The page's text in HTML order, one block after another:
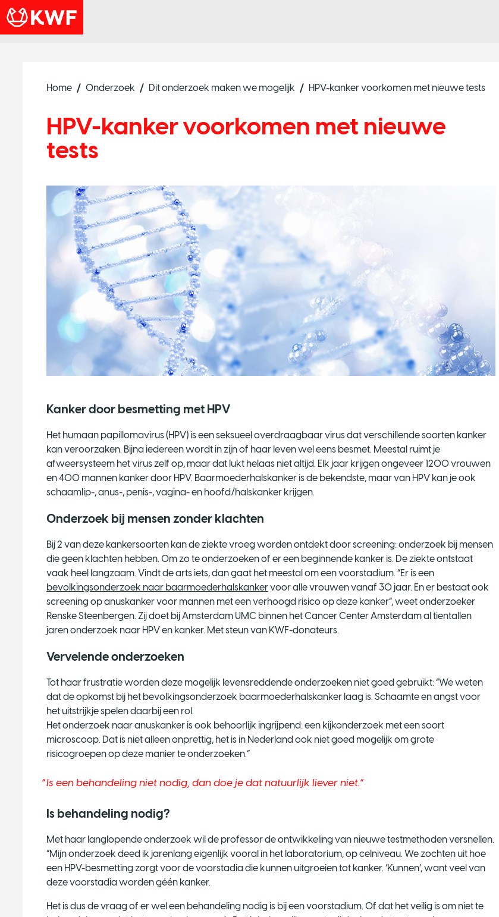
Home Onderzoek Dit onderzoek maken we mogelijk HPV-kanker voorkomen met nieuwe tests
HPV-kanker voorkomen met nieuwe
tests
Kanker door besmetting met HPV
Het humaan papillomavirus (HPV) is een seksueel overdraagbaar virus dat verschillende soorten kanker
kan veroorzaken. Bijna iedereen wordt in zijn of haar leven wel eens besmet. Meestal ruimt je
afweersysteem het virus zelf op, maar dat lukt helaas niet altijd. Elk jaar krijgen ongeveer 1200 vrouwen
en 400 mannen kanker door HPV. Baarmoederhalskanker is de bekendste, maar van HPV kan je ook
schaamlip-, anus-, penis-, vagina- en hoofd/halskanker krijgen.
Onderzoek bij mensen zonder klachten
Bij 2 van deze kankersoorten kan de ziekte vroeg worden ontdekt door screening: onderzoek bij mensen
die geen klachten hebben. Om zo te onderzoeken of er een beginnende kanker is. De ziekte ontstaat
vaak heel langzaam. Vindt de arts iets, dan gaat het meestal om een voorstadium. “Er is een
bevolkingsonderzoek naar baarmoederhalskankervoor alle vrouwen vanaf 30 jaar. En er bestaat ook
screening op anuskanker voor mannen met een verhoogd risico op deze kanker”, weet onderzoeker
Renske Steenbergen. Zij doet bij Amsterdam UMC binnen het Cancer Center Amsterdam al tientallen
jaren onderzoek naar HPV en kanker. Met steun van KWF-donateurs.
Vervelende onderzoeken
Tot haar frustratie worden deze mogelijk levensreddende onderzoeken niet goed gebruikt: “We weten
dat de opkomst bij het bevolkingsonderzoek baarmoederhalskanker laag is. Schaamte en angst voor
het uitstrijkje spelen daarbij een rol.
Het onderzoek naar anuskanker is ook behoorlijk ingrijpend: een kijkonderzoek met een soort
microscoop. Dat is niet alleen onprettig, het is in Nederland ook niet goed mogelijk om grote
risicogroepen op deze manier te onderzoeken.”
Is een behandeling niet nodig, dan doe je dat natuurlijk liever niet.
Is behandeling nodig?
Met haar langlopende onderzoek wil de professor de ontwikkeling van nieuwe testmethoden versnellen.
“Mijn onderzoek deed ik jarenlang eigenlijk vooral in het laboratorium, op celniveau. We zochten uit hoe
een HPV-besmetting zorgt voor de voorstadia die kunnen uitgroeien tot kanker. ‘Kunnen’, want veel van
deze voorstadia worden géén kanker.
Het is dus de vraag of er wel een behandeling nodig is bij een voorstadium. Of dat het veilig is om niet te